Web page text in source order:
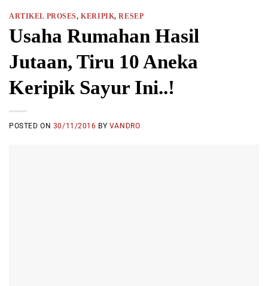
ARTIKEL PROSES,KERIPIK,RESEP
Usaha Rumahan Hasil
Jutaan, Tiru 10 Aneka
Keripik Sayur Ini..!
POSTED ON 30/11/2016 BY VANDRO